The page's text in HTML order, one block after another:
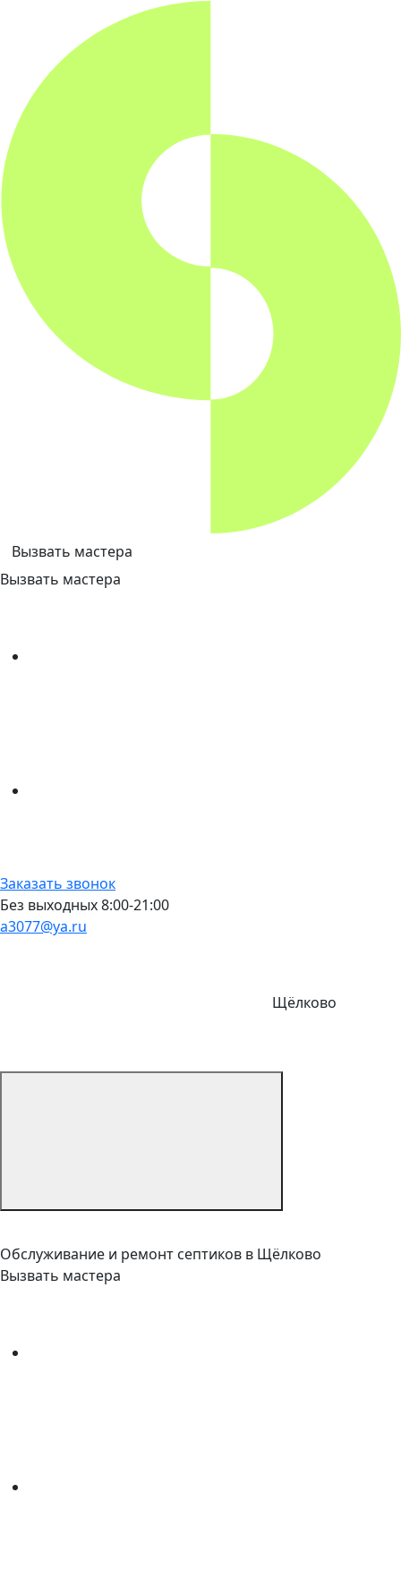
Вызвать мастера
Вызвать мастера
Заказать звонок
Без выходных 8:00-21:00
a3077@ya.ru
Щёлково
Обслуживание и ремонт септиков в Щёлково
Вызвать мастера